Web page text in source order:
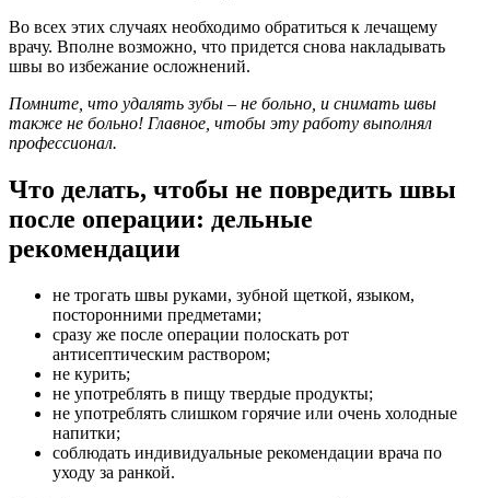
Во всех этих случаях необходимо обратиться к лечащему
врачу. Вполне возможно, что придется снова накладывать
швы во избежание осложнений.
Помните, что удалять зубы – не больно, и снимать швы
также не больно! Главное, чтобы эту работу выполнял
профессионал.
Что делать, чтобы не повредить швы
после операции: дельные
рекомендации
не трогать швы руками, зубной щеткой, языком,
посторонними предметами;
сразу же после операции полоскать рот
антисептическим раствором;
не курить;
не употреблять в пищу твердые продукты;
не употреблять слишком горячие или очень холодные
напитки;
соблюдать индивидуальные рекомендации врача по
уходу за ранкой.